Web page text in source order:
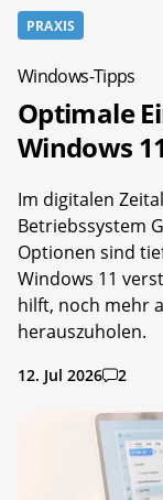
PRAXIS
Windows-Tipps
Optimale
Windows 11
Im digitalen
Betriebssystem
Optionen sind
Windows 11
hilft, noch mehr
herauszuholen.
12. Jul 2026 2